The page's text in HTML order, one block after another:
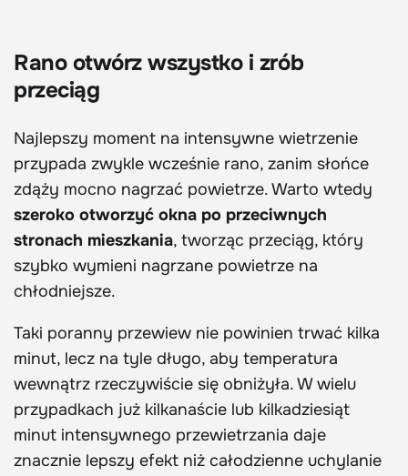
Rano otwórz wszystko i zrób
przeciąg
Najlepszy moment na intensywne wietrzenie
przypada zwykle wcześnie rano, zanim słońce
zdąży mocno nagrzać powietrze. Warto wtedy
szeroko otworzyć okna po przeciwnych
stronach mieszkania, tworząc przeciąg, który
szybko wymieni nagrzane powietrze na
chłodniejsze.
Taki poranny przewiew nie powinien trwać kilka
minut, lecz na tyle długo, aby temperatura
wewnątrz rzeczywiście się obniżyła. W wielu
przypadkach już kilkanaście lub kilkadziesiąt
minut intensywnego przewietrzania daje
znacznie lepszy efekt niż całodzienne uchylanie